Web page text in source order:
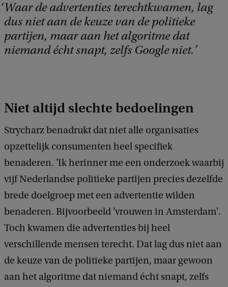
Waar de advertenties terechtkwamen, lag
dus niet aan de keuze van de politieke
partijen, maar aan het algoritme dat
niemand écht snapt, zelfs Google niet.
Niet altijd slechte bedoelingen
Strycharz benadrukt dat niet alle organisaties
opzettelijk consumenten heel specifiek
benaderen. 'Ik herinner me een onderzoek waarbij
vijf Nederlandse politieke partijen precies dezelfde
brede doelgroep met een advertentie wilden
benaderen. Bijvoorbeeld 'vrouwen in Amsterdam'.
Toch kwamen die advertenties bij heel
verschillende mensen terecht. Dat lag dus niet aan
de keuze van de politieke partijen, maar gewoon
aan het algoritme dat niemand écht snapt, zelfs